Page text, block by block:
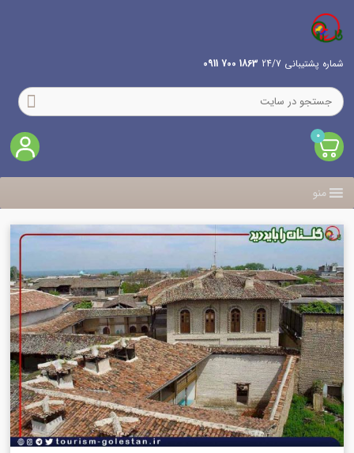
شماره پشتیبانی 24/7 1863 700 0911
0
منو